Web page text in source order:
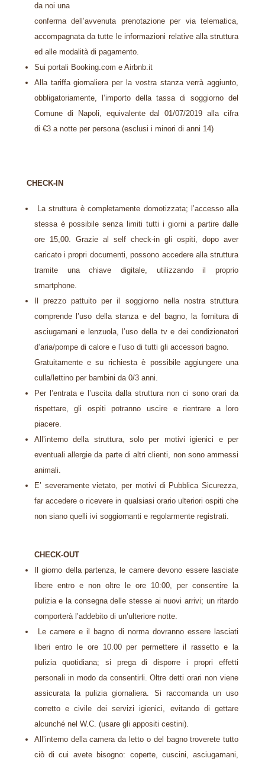
da noi una
conferma dell’avvenuta prenotazione per via telematica,
accompagnata da tutte le informazioni relative alla struttura
ed alle modalità di pagamento.
Sui portali Booking.com e Airbnb.it
Alla tariffa giornaliera per la vostra stanza verrà aggiunto,
obbligatoriamente, l’importo della tassa di soggiorno del
Comune di Napoli, equivalente dal 01/07/2019 alla cifra
di €3 a notte per persona (esclusi i minori di anni 14)
CHECK-IN
La struttura è completamente domotizzata; l’accesso alla
stessa è possibile senza limiti tutti i giorni a partire dalle
ore 15,00. Grazie al self check-in gli ospiti, dopo aver
caricato i propri documenti, possono accedere alla struttura
tramite una chiave digitale, utilizzando il proprio
smartphone.
Il prezzo pattuito per il soggiorno nella nostra struttura
comprende l’uso della stanza e del bagno, la fornitura di
asciugamani e lenzuola, l’uso della tv e dei condizionatori
d’aria/pompe di calore e l’uso di tutti gli accessori bagno.
Gratuitamente e su richiesta è possibile aggiungere una
culla/lettino per bambini da 0/3 anni.
Per l’entrata e l’uscita dalla struttura non ci sono orari da
rispettare, gli ospiti potranno uscire e rientrare a loro
piacere.
All’interno della struttura, solo per motivi igienici e per
eventuali allergie da parte di altri clienti, non sono ammessi
animali.
E’ severamente vietato, per motivi di Pubblica Sicurezza,
far accedere o ricevere in qualsiasi orario ulteriori ospiti che
non siano quelli ivi soggiornanti e regolarmente registrati.
CHECK-OUT
Il giorno della partenza, le camere devono essere lasciate
libere entro e non oltre le ore 10:00, per consentire la
pulizia e la consegna delle stesse ai nuovi arrivi; un ritardo
comporterà l’addebito di un’ulteriore notte.
Le camere e il bagno di norma dovranno essere lasciati
liberi entro le ore 10.00 per permettere il rassetto e la
pulizia quotidiana; si prega di disporre i propri effetti
personali in modo da consentirli. Oltre detti orari non viene
assicurata la pulizia giornaliera. Si raccomanda un uso
corretto e civile dei servizi igienici, evitando di gettare
alcunché nel W.C. (usare gli appositi cestini).
All’interno della camera da letto o del bagno troverete tutto
ciò di cui avete bisogno: coperte, cuscini, asciugamani,